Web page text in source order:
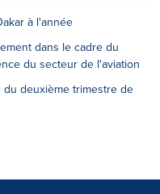
à l'année
dans le cadre du
du secteur de l'aviation
du deuxième trimestre de